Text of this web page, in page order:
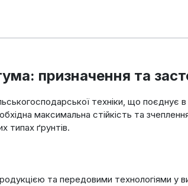
призначення та
техніки, що поєднує в
максимальна стійкість та
типах ґрунтів.
та передовими технологіями у